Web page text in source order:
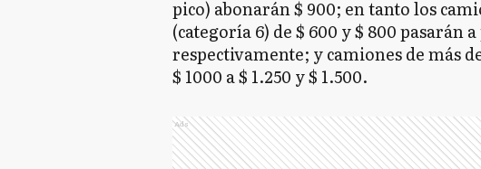
pico) abonarán $ 900; en tanto los
(categoría 6) de $ 600 y $ 800 pasarán
respectivamente; y camiones de más
$ 1000 a $ 1.250 y $ 1.500.
Ads